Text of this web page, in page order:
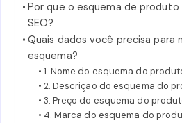
Por que o esquema de
SEO?
Quais dados você precisa para
esquema?
1. Nome do esquema do
2. Descrição do esquema do
3. Preço do esquema do
4. Marca do esquema do